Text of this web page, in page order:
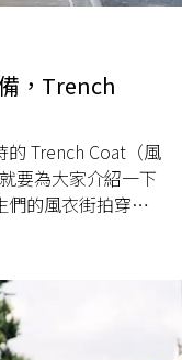
，Trench
的 Trench Coat（風
要為大家介紹一下
的風衣街拍穿搭